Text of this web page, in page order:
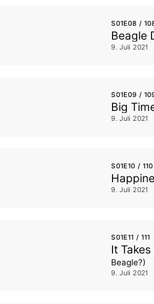
S01E08 /
Beagle
9. Juli 2021
S01E09 /
Big
9. Juli 2021
S01E10 / 110
9. Juli 2021
S01E11 / 111
It
Beagle?)
9. Juli 2021